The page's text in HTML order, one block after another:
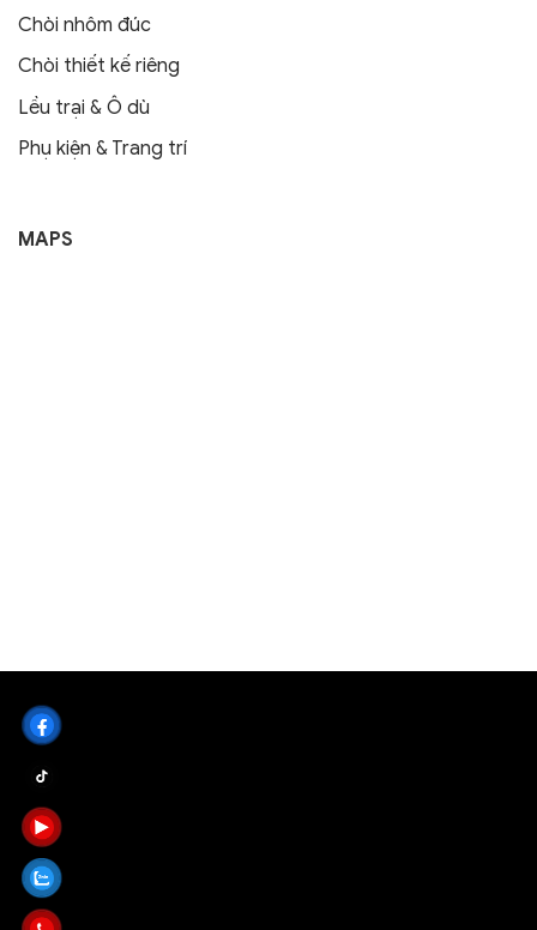
Chòi nhôm đúc
Chòi thiết kế riêng
Lều trại & Ô dù
Phụ kiện & Trang trí
MAPS